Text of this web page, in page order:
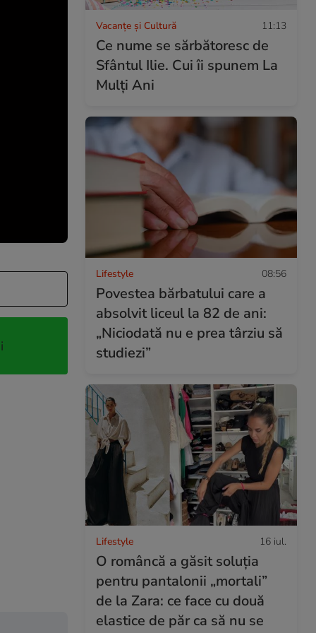
Vacanțe și Cultură 11:13
Ce nume se sărbătoresc de
Sfântul Ilie. Cui îi spunem La
Mulți Ani
Lifestyle 08:56
Povestea bărbatului care a
absolvit liceul la 82 de ani:
„Niciodată nu e prea târziu să
studiezi”
Lifestyle 16 iul.
O româncă a găsit soluția
pentru pantalonii „mortali”
de la Zara: ce face cu două
elastice de păr ca să nu se